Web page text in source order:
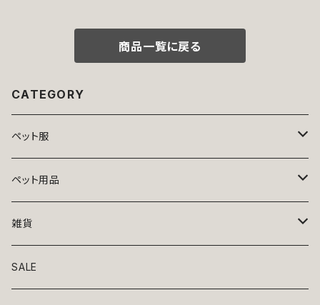
ドッグウェア ドッグウエア 女の
いい 可愛い dog
商品一覧に戻る
CATEGORY
ペット服
トップス
ニット
アロハ
ボトムス
ワンピース
ペット用品
ベッド
リード・首輪
雑貨
アート
SALE